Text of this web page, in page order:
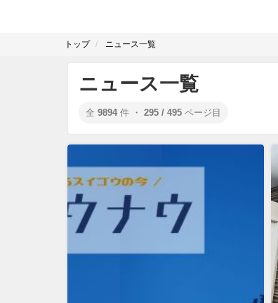
トップ ニュース一覧
ニュース一覧
全 9894 件 ・ 295 / 495 ページ目